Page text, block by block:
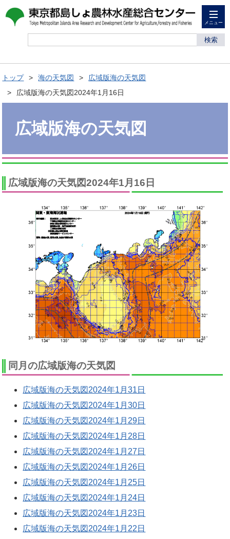
メニュー
検索
トップ 海の天気図
広域版海の天気図
広域版海の天気図2024年1月16日
広域版海の天気図
広域版海の天気図2024年1月16日
同月の広域版海の天気図
広域版海の天気図2024年1月31日
広域版海の天気図2024年1月30日
広域版海の天気図2024年1月29日
広域版海の天気図2024年1月28日
広域版海の天気図2024年1月27日
広域版海の天気図2024年1月26日
広域版海の天気図2024年1月25日
広域版海の天気図2024年1月24日
広域版海の天気図2024年1月23日
広域版海の天気図2024年1月22日